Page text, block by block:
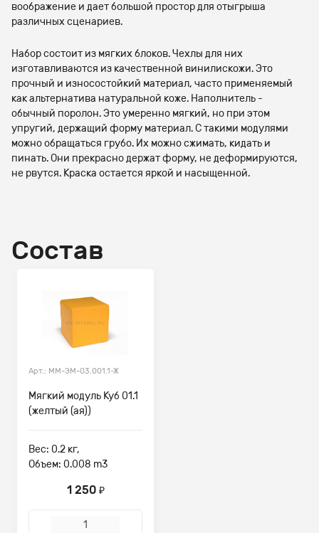
воображение и дает большой простор для отыгрыша
различных сценариев.
Набор состоит из мягких блоков. Чехлы для них
изготавливаются из качественной винилискожи. Это
прочный и износостойкий материал, часто применяемый
как альтернатива натуральной коже. Наполнитель -
обычный поролон. Это умеренно мягкий, но при этом
упругий, держащий форму материал. С такими модулями
можно обращаться грубо. Их можно сжимать, кидать и
пинать. Они прекрасно держат форму, не деформируются,
не рвутся. Краска остается яркой и насыщенной.
Состав
Арт.: ММ-ЭМ-03.001.1-Ж
Мягкий модуль Куб 01.1
(желтый (ая))
Вес: 0.2 кг,
Объем: 0.008 m3
1 250 ₽